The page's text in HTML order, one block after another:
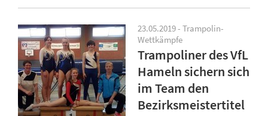
23.05.2019 - Trampolin-
Wettkämpfe
Trampoliner des VfL
Hameln sichern sich
im Team den
Bezirksmeistertitel